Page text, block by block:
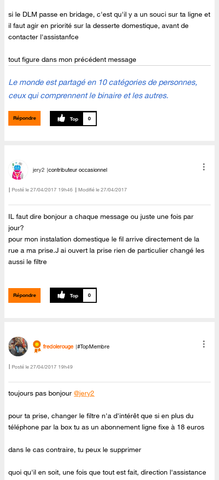
si le DLM passe en bridage, c'est qu'il y a un souci sur ta ligne et
il faut agir en priorité sur la desserte domestique, avant de
contacter l'assistanfce
tout figure dans mon précédent message
Le monde est partagé en 10 catégories de personnes,
ceux qui comprennent le binaire et les autres.
Répondre 0
jery2 contributeur occasionnel
Posté le ‎27/04/2017 19h46 Modifié le 27/04/2017
IL faut dire bonjour a chaque message ou juste une fois par
jour?
pour mon instalation domestique le fil arrive directement de la
rue a ma prise.J ai ouvert la prise rien de particulier changé les
aussi le filtre
Répondre 0
fredolerouge #TopMembre
Posté le ‎27/04/2017 19h49
toujours pas bonjour@jery2
pour ta prise, changer le filtre n'a d'intérêt que si en plus du
téléphone par la box tu as un abonnement ligne fixe à 18 euros
dans le cas contraire, tu peux le supprimer
quoi qu'il en soit, une fois que tout est fait, direction l'assistance